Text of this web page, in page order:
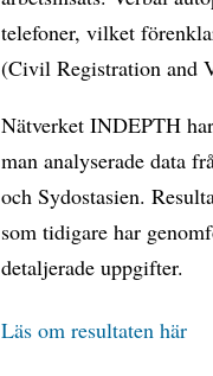
telefoner, vilket
(Civil Registration and
Nätverket INDEPTH
man analyserade data
och Sydostasien.
som tidigare har
detaljerade uppgifter.
Läs om resultaten här